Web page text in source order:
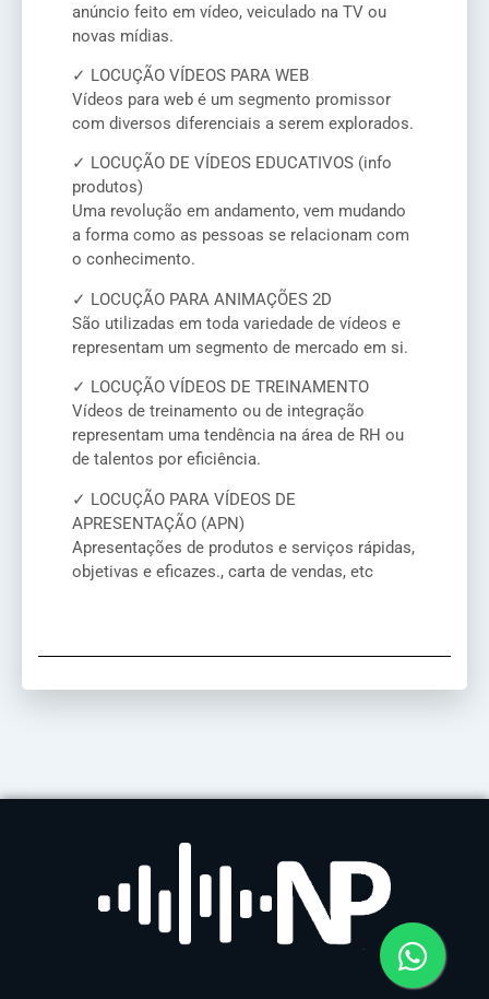
anúncio feito em vídeo, veiculado na TV ou
novas mídias.
✓ LOCUÇÃO VÍDEOS PARA WEB
Vídeos para web é um segmento promissor
com diversos diferenciais a serem explorados.
✓ LOCUÇÃO DE VÍDEOS EDUCATIVOS (info
produtos)
Uma revolução em andamento, vem mudando
a forma como as pessoas se relacionam com
o conhecimento.
✓ LOCUÇÃO PARA ANIMAÇÕES 2D
São utilizadas em toda variedade de vídeos e
representam um segmento de mercado em si.
✓ LOCUÇÃO VÍDEOS DE TREINAMENTO
Vídeos de treinamento ou de integração
representam uma tendência na área de RH ou
de talentos por eficiência.
✓ LOCUÇÃO PARA VÍDEOS DE
APRESENTAÇÃO (APN)
Apresentações de produtos e serviços rápidas,
objetivas e eficazes., carta de vendas, etc